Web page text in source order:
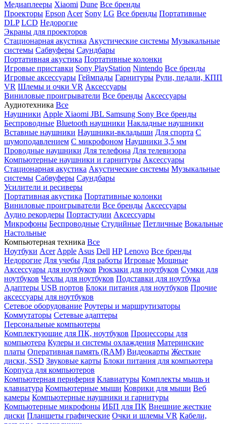
Медиаплееры Xiaomi Dune Все бренды
Проекторы Epson Acer Sony LG Все бренды Портативные
DLP LCD Недорогие
Экраны для проекторов
Стационарная акустика Акустические системы Музыкальные
системы Сабвуферы Саундбары
Портативная акустика Портативные колонки
Игровые приставки Sony PlayStation Nintendo Все бренды
Игровые аксессуары Геймпады Гарнитуры Рули, педали, КПП
VR Шлемы и очки VR Аксессуары
Виниловые проигрыватели Все бренды Аксессуары
Аудиотехника Все
Наушники Apple Xiaomi JBL Samsung Sony Все бренды
Беспроводные Bluetooth наушники Накладные наушники
Вставные наушники Наушники-вкладыши Для спорта С
шумоподавлением С микрофоном Наушники 3,5 мм
Проводные наушники Для телефона Для телевизора
Компьютерные наушники и гарнитуры Аксессуары
Стационарная акустика Акустические системы Музыкальные
системы Сабвуферы Саундбары
Усилители и ресиверы
Портативная акустика Портативные колонки
Виниловые проигрыватели Все бренды Аксессуары
Аудио рекордеры Портастудии Аксессуары
Микрофоны Беспроводные Студийные Петличные Вокальные
Настольные
Компьютерная техника Все
Ноутбуки Acer Apple Asus Dell HP Lenovo Все бренды
Недорогие Для учебы Для работы Игровые Мощные
Аксессуары для ноутбуков Рюкзаки для ноутбуков Сумки для
ноутбуков Чехлы для ноутбуков Подставки для ноутбука
Адаптеры USB портов Блоки питания для ноутбуков Прочие
аксессуары для ноутбуков
Сетевое оборудование Роутеры и маршрутизаторы
Коммутаторы Сетевые адаптеры
Персональные компьютеры
Комплектующие для ПК, ноутбуков Процессоры для
компьютера Кулеры и системы охлаждения Материнские
платы Оперативная память (RAM) Видеокарты Жесткие
диски, SSD Звуковые карты Блоки питания для компьютера
Корпуса для компьютеров
Компьютерная периферия Клавиатуры Комплекты мышь и
клавиатура Компьютерные мыши Коврики для мыши Веб
камеры Компьютерные наушники и гарнитуры
Компьютерные микрофоны ИБП для ПК Внешние жесткие
диски Планшеты графические Очки и шлемы VR Кабели,